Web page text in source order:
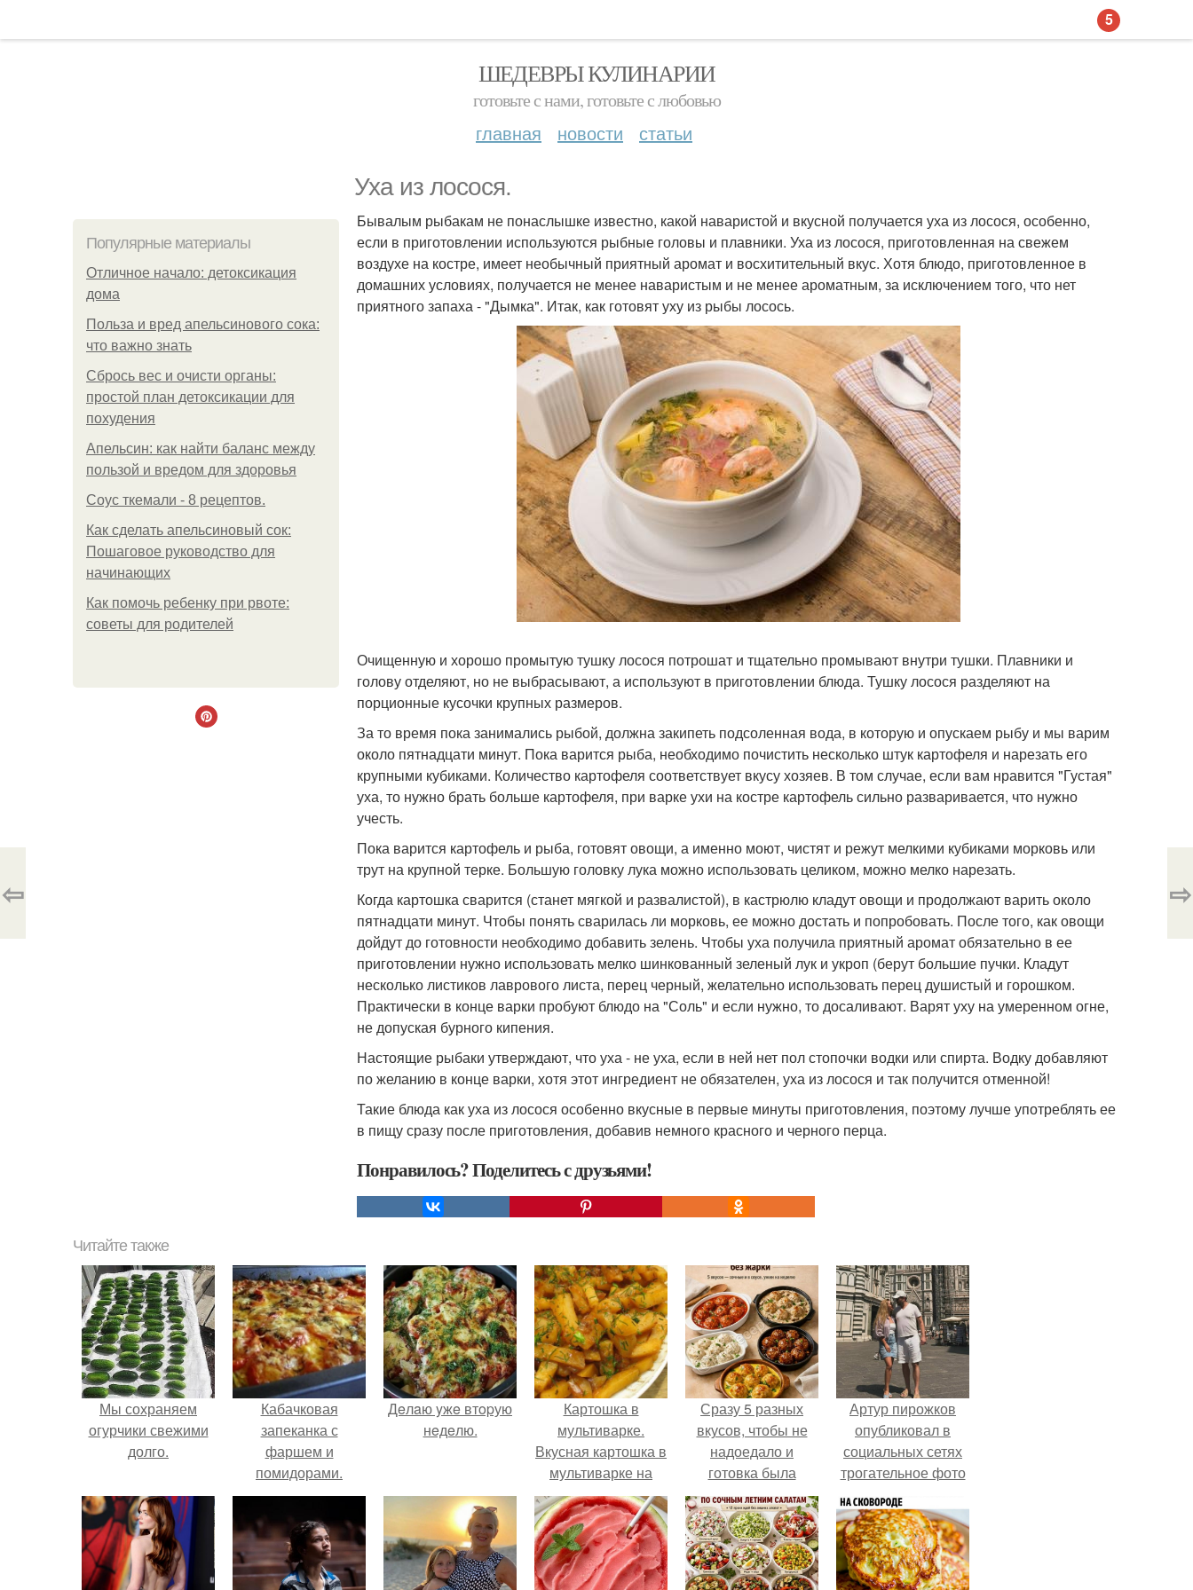
ШЕДЕВРЫ КУЛИНАРИИ
готовьте с нами, готовьте с любовью
главная новости статьи
Уха из лосося.
Популярные материалы
Отличное начало: детоксикация
дома
Польза и вред апельсинового сока:
что важно знать
Сбрось вес и очисти органы:
простой план детоксикации для
похудения
Апельсин: как найти баланс между
пользой и вредом для здоровья
Соус ткемали - 8 рецептов.
Как сделать апельсиновый сок:
Пошаговое руководство для
начинающих
Как помочь ребенку при рвоте:
советы для родителей
Бывалым рыбакам не понаслышке известно, какой наваристой и вкусной получается уха из лосося, особенно,
если в приготовлении используются рыбные головы и плавники. Уха из лосося, приготовленная на свежем
воздухе на костре, имеет необычный приятный аромат и восхитительный вкус. Хотя блюдо, приготовленное в
домашних условиях, получается не менее наваристым и не менее ароматным, за исключением того, что нет
приятного запаха - "Дымка". Итак, как готовят уху из рыбы лосось.
Очищенную и хорошо промытую тушку лосося потрошат и тщательно промывают внутри тушки. Плавники и
голову отделяют, но не выбрасывают, а используют в приготовлении блюда. Тушку лосося разделяют на
порционные кусочки крупных размеров.
За то время пока занимались рыбой, должна закипеть подсоленная вода, в которую и опускаем рыбу и мы варим
около пятнадцати минут. Пока варится рыба, необходимо почистить несколько штук картофеля и нарезать его
крупными кубиками. Количество картофеля соответствует вкусу хозяев. В том случае, если вам нравится "Густая"
уха, то нужно брать больше картофеля, при варке ухи на костре картофель сильно разваривается, что нужно
учесть.
Пока варится картофель и рыба, готовят овощи, а именно моют, чистят и режут мелкими кубиками морковь или
трут на крупной терке. Большую головку лука можно использовать целиком, можно мелко нарезать.
Когда картошка сварится (станет мягкой и развалистой), в кастрюлю кладут овощи и продолжают варить около
пятнадцати минут. Чтобы понять сварилась ли морковь, ее можно достать и попробовать. После того, как овощи
дойдут до готовности необходимо добавить зелень. Чтобы уха получила приятный аромат обязательно в ее
приготовлении нужно использовать мелко шинкованный зеленый лук и укроп (берут большие пучки. Кладут
несколько листиков лаврового листа, перец черный, желательно использовать перец душистый и горошком.
Практически в конце варки пробуют блюдо на "Соль" и если нужно, то досаливают. Варят уху на умеренном огне,
не допуская бурного кипения.
Настоящие рыбаки утверждают, что уха - не уха, если в ней нет пол стопочки водки или спирта. Водку добавляют
по желанию в конце варки, хотя этот ингредиент не обязателен, уха из лосося и так получится отменной!
Такие блюда как уха из лосося особенно вкусные в первые минуты приготовления, поэтому лучше употреблять ее
в пищу сразу после приготовления, добавив немного красного и черного перца.
Понравилось? Поделитесь с друзьями!
⇦ ⇨
Читайте также
Мы сохраняем
огурчики свежими
долго.
Кабачковая
запеканка с
фаршем и
помидорами.
Дeлaю yжe втopую
нeдeлю.
Картошка в
мультиварке.
Вкусная картошка в
мультиварке на
режиме "Выпечка".
Сразу 5 разных
вкусов, чтобы не
надоедало и
готовка была
проще.
Артур пирожков
опубликовал в
социальных сетях
трогательное фото
с супругой
Анжеликой,
сделанное во
время их недавнего
путешествия в
5